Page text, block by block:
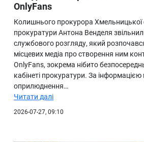
OnlyFans
Колишнього прокурора Хмельницької
прокуратури Антона Венделя
службового розгляду, який
місцевих медіа про створення ним
OnlyFans, зокрема нібито
кабінеті прокуратури. За інформацією
оприлюднення…
Читати далі
2026-07-27, 09:10